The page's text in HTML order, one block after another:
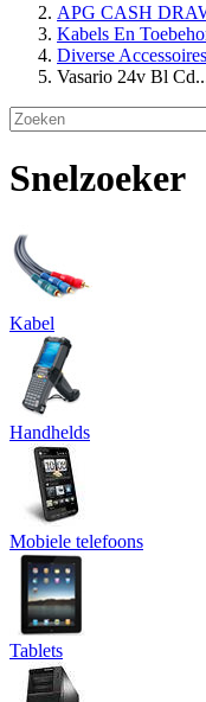
APG CASH
Kabels En
Diverse Accessoires
Vasario 24v Bl
Snelzoeker
Kabel
Handhelds
Mobiele telefoons
Tablets